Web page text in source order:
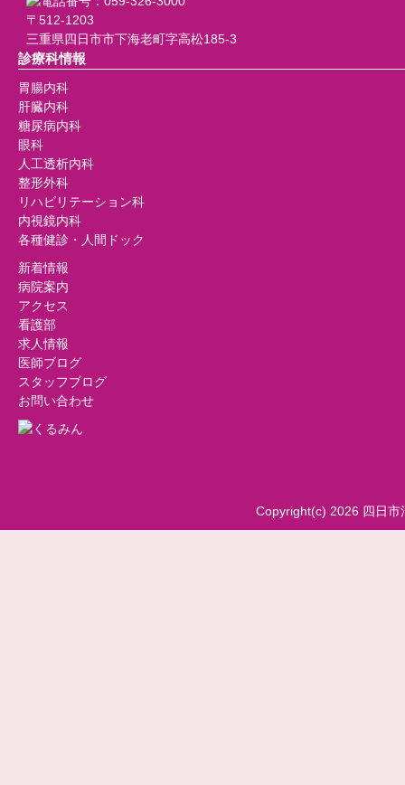
〒512-1203
三重県四日市市下海老町字高松185-3
診療科情報
胃腸内科
肝臓内科
糖尿病内科
眼科
人工透析内科
整形外科
リハビリテーション科
内視鏡内科
各種健診・人間ドック
新着情報
病院案内
アクセス
看護部
求人情報
医師ブログ
スタッフブログ
お問い合わせ
Copyright(c) 2026 四日